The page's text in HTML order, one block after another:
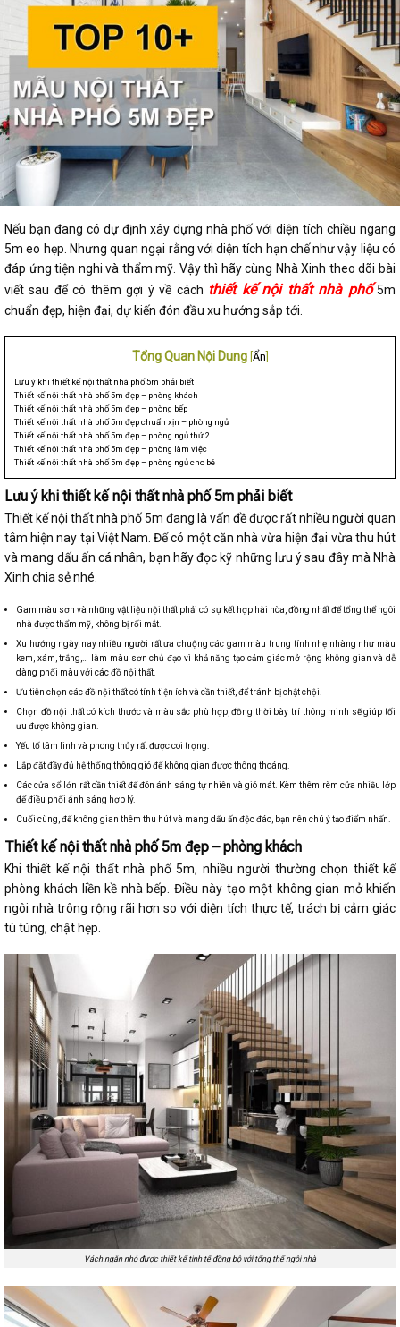
Nếu bạn đang có dự định xây dựng nhà phố với diện tích chiều ngang
5m eo hẹp. Nhưng quan ngại rằng với diện tích hạn chế như vậy liệu có
đáp ứng tiện nghi và thẩm mỹ. Vậy thì hãy cùng Nhà Xinh theo dõi bài
viết sau để có thêm gợi ý về cách thiết kế nội thất nhà phố5m
chuẩn đẹp, hiện đại, dự kiến đón đầu xu hướng sắp tới.
Tổng Quan Nội Dung Ẩn
Lưu ý khi thiết kế nội thất nhà phố 5m phải biết
Thiết kế nội thất nhà phố 5m đẹp – phòng khách
Thiết kế nội thất nhà phố 5m đẹp – phòng bếp
Thiết kế nội thất nhà phố 5m đẹp chuẩn xịn – phòng ngủ
Thiết kế nội thất nhà phố 5m đẹp – phòng ngủ thứ 2
Thiết kế nội thất nhà phố 5m đẹp – phòng làm việc
Thiết kế nội thất nhà phố 5m đẹp – phòng ngủ cho bé
Lưu ý khi thiết kế nội thất nhà phố 5m phải biết
Thiết kế nội thất nhà phố 5m đang là vấn đề được rất nhiều người quan
tâm hiện nay tại Việt Nam. Để có một căn nhà vừa hiện đại vừa thu hút
và mang dấu ấn cá nhân, bạn hãy đọc kỹ những lưu ý sau đây mà Nhà
Xinh chia sẻ nhé.
Gam màu sơn và những vật liệu nội thất phải có sự kết hợp hài hòa, đồng nhất để tổng thể ngôi
nhà được thẩm mỹ, không bị rối mắt.
Xu hướng ngày nay nhiều người rất ưa chuộng các gam màu trung tính nhẹ nhàng như màu
kem, xám, trắng,… làm màu sơn chủ đạo vì khả năng tạo cảm giác mở rộng không gian và dễ
dàng phối màu với các đồ nội thất.
Ưu tiên chọn các đồ nội thất có tính tiện ích và cần thiết, để tránh bị chật chội.
Chọn đồ nội thất có kích thước và màu sắc phù hợp, đồng thời bày trí thông minh sẽ giúp tối
ưu được không gian.
Yếu tố tâm linh và phong thủy rất được coi trọng.
Lắp đặt đầy đủ hệ thống thông gió để không gian được thông thoáng.
Các cửa sổ lớn rất cần thiết để đón ánh sáng tự nhiên và gió mát. Kèm thêm rèm cửa nhiều lớp
để điều phối ánh sáng hợp lý.
Cuối cùng, để không gian thêm thu hút và mang dấu ấn độc đáo, bạn nên chú ý tạo điểm nhấn.
Thiết kế nội thất nhà phố 5m đẹp – phòng khách
Khi thiết kế nội thất nhà phố 5m, nhiều người thường chọn thiết kế
phòng khách liền kề nhà bếp. Điều này tạo một không gian mở khiến
ngôi nhà trông rộng rãi hơn so với diện tích thực tế, trách bị cảm giác
tù túng, chật hẹp.
Vách ngăn nhỏ được thiết kế tinh tế đồng bộ với tổng thể ngôi nhà